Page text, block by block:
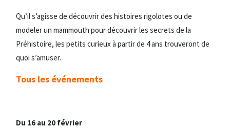
Qu’il s’agisse de découvrir des histoires rigolotes ou de
modeler un mammouth pour découvrir les secrets de la
Préhistoire, les petits curieux à partir de 4 ans trouveront de
quoi s’amuser.
Tous les événements
Du 16 au 20 février